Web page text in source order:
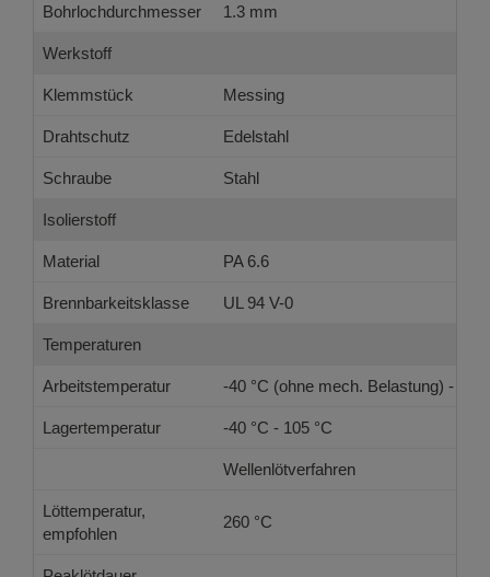
Bohrlochdurchmesser 1.3 mm
Werkstoff
Klemmstück Messing
Drahtschutz Edelstahl
Schraube Stahl
Isolierstoff
Material PA 6.6
Brennbarkeitsklasse UL 94 V-0
Temperaturen
Arbeitstemperatur -40 °C (ohne mech. Belastung) - 105
Lagertemperatur -40 °C - 105 °C
Wellenlötverfahren
Löttemperatur,
empfohlen
260 °C